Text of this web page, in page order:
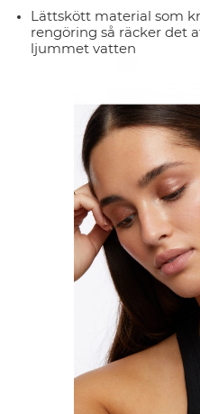
Lättskött material som
rengöring så räcker det
ljummet vatten